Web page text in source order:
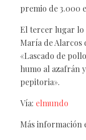
premio de 3.000
El tercer lugar lo
María de Alarcos
«Lascado de
humo al azafrán
pepitoria».
Vía: elmundo
Más información